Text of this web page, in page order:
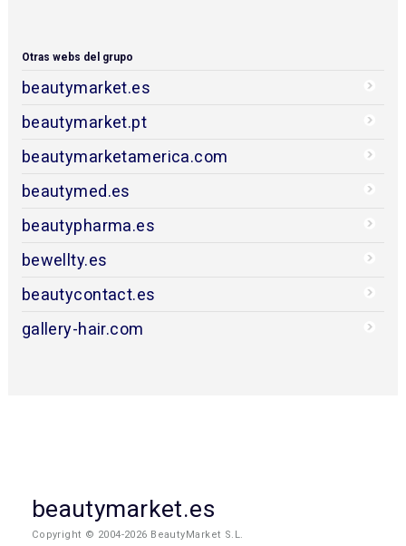
Otras webs del grupo
beautymarket.es
beautymarket.pt
beautymarketamerica.com
beautymed.es
beautypharma.es
bewellty.es
beautycontact.es
gallery-hair.com
beautymarket.es
Copyright © 2004-2026 BeautyMarket S.L.